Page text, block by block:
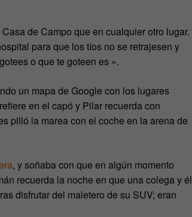
de Campo que en cualquier otro lugar.
para que los tíos no se retrajesen y
o que te goteen es ».
un mapa de Google con los lugares
en el capó y Pilar recuerda con
pilló la marea con el coche en la arena de
, y soñaba con que en algún momento
recuerda la noche en que una colega y él
disfrutar del maletero de su SUV; eran